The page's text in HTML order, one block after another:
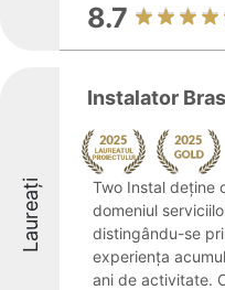
8.7
Laureați
Instalator
Two Instal deține
domeniul
distingându-se
experiența
ani de activitate.